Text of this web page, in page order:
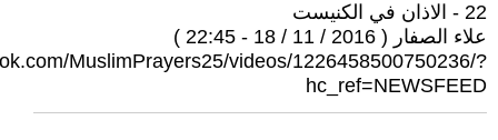
22 - الاذان في الكنيست
علاء الصفار ( 2016 / 11 / 18 - 22:45 )
MuslimPrayers25/videos/1226458500750236/?
hc_ref=NEWSFEED